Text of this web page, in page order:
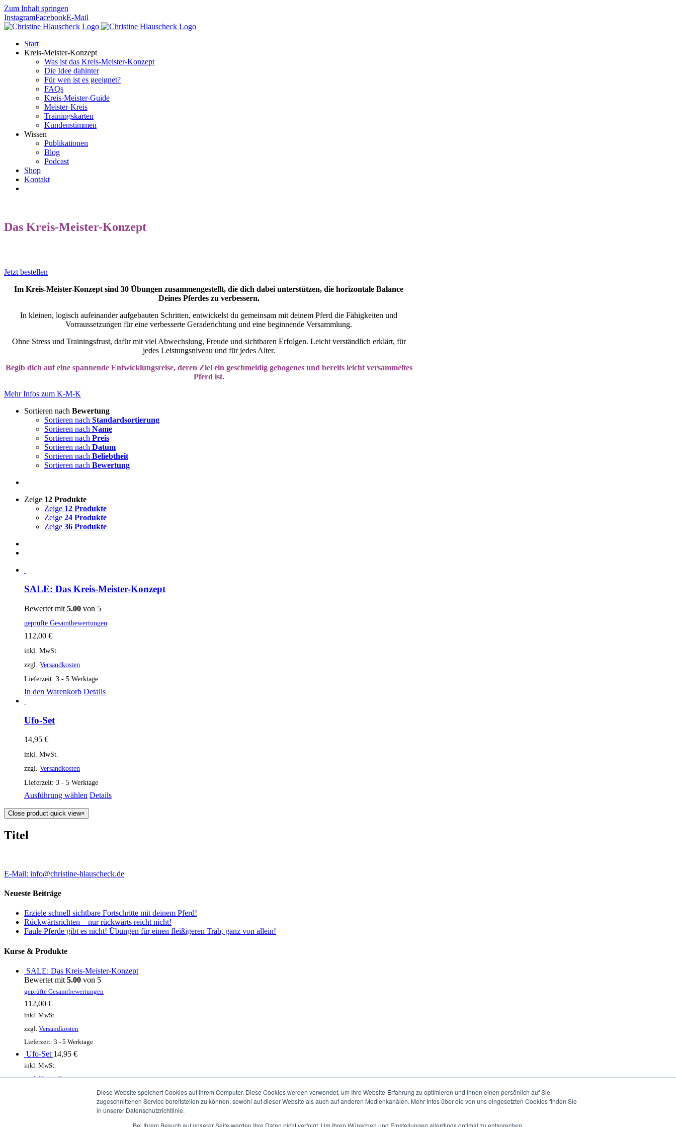
Diese Website speichert Cookies auf Ihrem Computer. Diese Cookies werden verwendet, um Ihre Website-Erfahrung zu optimieren und Ihnen einen persönlich auf Sie
zugeschnittenen Service bereitstellen zu können, sowohl auf dieser Website als auch auf anderen Medienkanälen. Mehr Infos über die von uns eingesetzten Cookies finden Sie
in unserer Datenschutzrichtlinie.
Bei Ihrem Besuch auf unserer Seite werden Ihre Daten nicht verfolgt. Um Ihren Wünschen und Einstellungen allerdings optimal zu entsprechen,
Zum Inhalt springen
InstagramFacebookE-Mail
Start
Kreis-Meister-Konzept
Was ist das Kreis-Meister-Konzept
Die Idee dahinter
Für wen ist es geeignet?
FAQs
Kreis-Meister-Guide
Meister-Kreis
Trainingskarten
Kundenstimmen
Wissen
Publikationen
Blog
Podcast
Shop
Kontakt
Das Kreis-Meister-Konzept
Jetzt bestellen
Im Kreis-Meister-Konzept sind 30 Übungen zusammengestellt, die dich dabei unterstützen, die horizontale Balance
Deines Pferdes zu verbessern.
In kleinen, logisch aufeinander aufgebauten Schritten, entwickelst du gemeinsam mit deinem Pferd die Fähigkeiten und
Vorraussetzungen für eine verbesserte Geraderichtung und eine beginnende Versammlung.
Ohne Stress und Trainingsfrust, dafür mit viel Abwechslung, Freude und sichtbaren Erfolgen. Leicht verständlich erklärt, für
jedes Leistungsniveau und für jedes Alter.
Begib dich auf eine spannende Entwicklungsreise, deren Ziel ein geschmeidig gebogenes und bereits leicht versammeltes
Pferd ist.
Mehr Infos zum K-M-K
Sortieren nach Bewertung
Sortieren nach Standardsortierung
Sortieren nach Name
Sortieren nach Preis
Sortieren nach Datum
Sortieren nach Beliebtheit
Sortieren nach Bewertung
Zeige 12 Produkte
Zeige 12 Produkte
Zeige 24 Produkte
Zeige 36 Produkte
SALE: Das Kreis-Meister-Konzept
Bewertet mit 5.00 von 5
geprüfte Gesamtbewertungen
112,00 €
inkl. MwSt.
zzgl. Versandkosten
Lieferzeit: 3 - 5 Werktage
In den Warenkorb Details
Ufo-Set
14,95 €
inkl. MwSt.
zzgl. Versandkosten
Lieferzeit: 3 - 5 Werktage
Ausführung wählen Details
Close product quick view×
Titel
E-Mail: info@christine-hlauscheck.de
Neueste Beiträge
Erziele schnell sichtbare Fortschritte mit deinem Pferd!
Rückwärtsrichten – nur rückwärts reicht nicht!
Faule Pferde gibt es nicht! Übungen für einen fleißigeren Trab, ganz von allein!
Kurse & Produkte
SALE: Das Kreis-Meister-Konzept
Bewertet mit 5.00 von 5
geprüfte Gesamtbewertungen
112,00 €
inkl. MwSt.
zzgl. Versandkosten
Lieferzeit: 3 - 5 Werktage
Ufo-Set 14,95 €
inkl. MwSt.
zzgl.Versandkosten